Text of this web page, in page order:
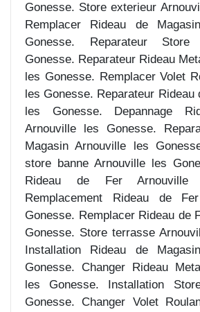
Gonesse. Store exterieur
Remplacer Rideau de
Gonesse. Reparateur
Gonesse. Reparateur Rideau
les Gonesse. Remplacer Volet
les Gonesse. Reparateur Rideau
les Gonesse. Depannage
Arnouville les Gonesse.
Magasin Arnouville les
store banne Arnouville les
Rideau de Fer Arnouville
Remplacement Rideau de
Gonesse. Remplacer Rideau de
Gonesse. Store terrasse
Installation Rideau de
Gonesse. Changer Rideau
les Gonesse. Installation
Gonesse. Changer Volet